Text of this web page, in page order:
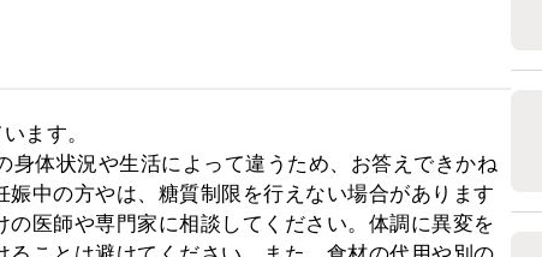
ます。
身体状況や生活によって違うため、お答えできかね
娠中の方やは、糖質制限を行えない場合があります
医師や専門家に相談してください。体調に異変を